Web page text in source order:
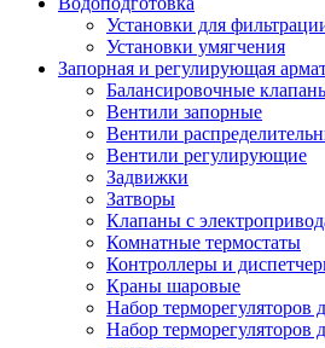
Установки для
Установки умягчения
Запорная и регулирующая
Балансировочные
Вентили запорные
Вентили
Вентили регулирующие
Задвижки
Затворы
Клапаны с
Комнатные термостаты
Контроллеры и
Краны шаровые
Набор терморегуляторов
Набор терморегуляторов